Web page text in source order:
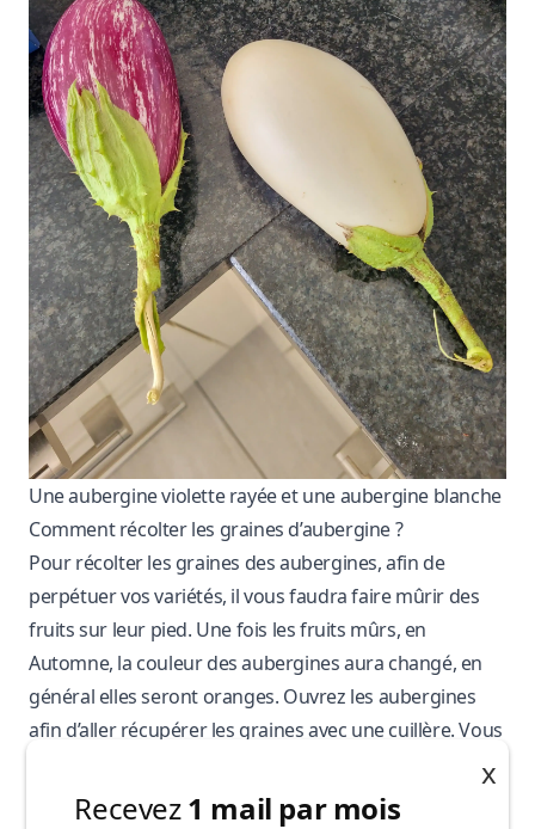
Une aubergine violette rayée et une aubergine blanche
Comment récolter les graines d’aubergine ?
Pour récolter les graines des aubergines, afin de
perpétuer vos variétés, il vous faudra faire mûrir des
fruits sur leur pied. Une fois les fruits mûrs, en
Automne, la couleur des aubergines aura changé, en
général elles seront oranges. Ouvrez les aubergines
afin d’aller récupérer les graines avec une cuillère. Vous
jours afin de les détacher de la chair qui resterait
x
Recevez1 mail par mois